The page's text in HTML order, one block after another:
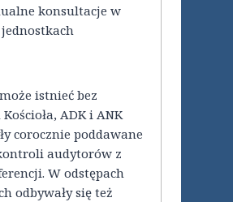
konsultacje w
istnieć bez
ADK i ANK
corocznie poddawane
audytorów z
W odstępach
odbywały się też